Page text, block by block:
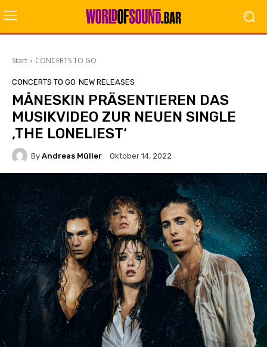
Start CONCERTS TO GO
CONCERTS TO GO NEW RELEASES
MÅNESKIN PRÄSENTIEREN DAS
MUSIKVIDEO ZUR NEUEN SINGLE
‚THE LONELIEST‘
By Andreas Müller Oktober 14, 2022